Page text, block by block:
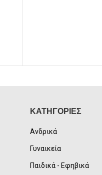
ΚΑΤΗΓΟΡΙΕΣ
Ανδρικά
Γυναικεία
Παιδικά - Εφηβικά